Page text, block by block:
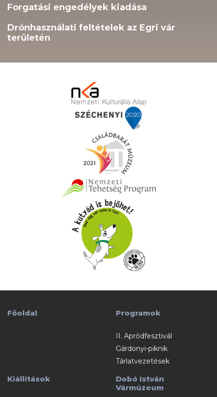
Forgatási engedélyek kiadása
Drónhasználati feltételek az Egri vár
területén
Főoldal Programok
II. Apródfesztivál
Gárdonyi-piknik
Tárlatvezetések
Kiállítások
Dobó István
Vármúzeum